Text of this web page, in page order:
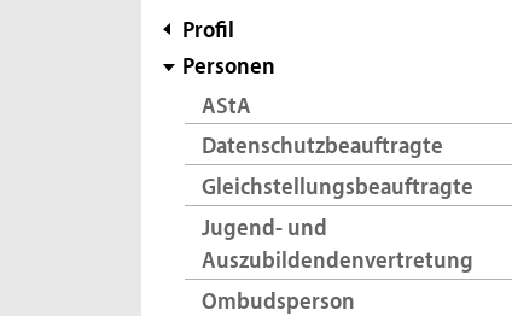
hier:
Subnavigation
Profil
Personen
AStA
Datenschutzbeauftragte
Gleichstellungsbeauftragte
Jugend- und
Auszubildendenvertretung
Ombudsperson